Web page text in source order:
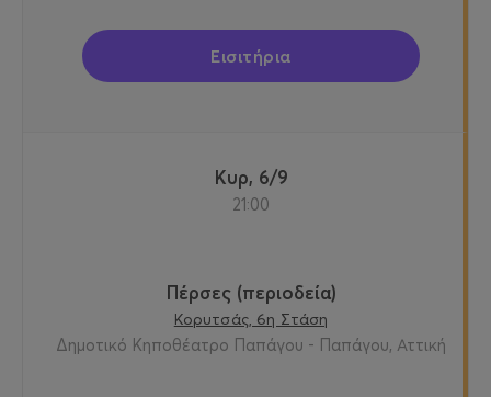
Εισιτήρια
Κυρ, 6/9
21:00
Πέρσες (περιοδεία)
Κορυτσάς, 6η Στάση
Δημοτικό Κηποθέατρο Παπάγου - Παπάγου, Αττική